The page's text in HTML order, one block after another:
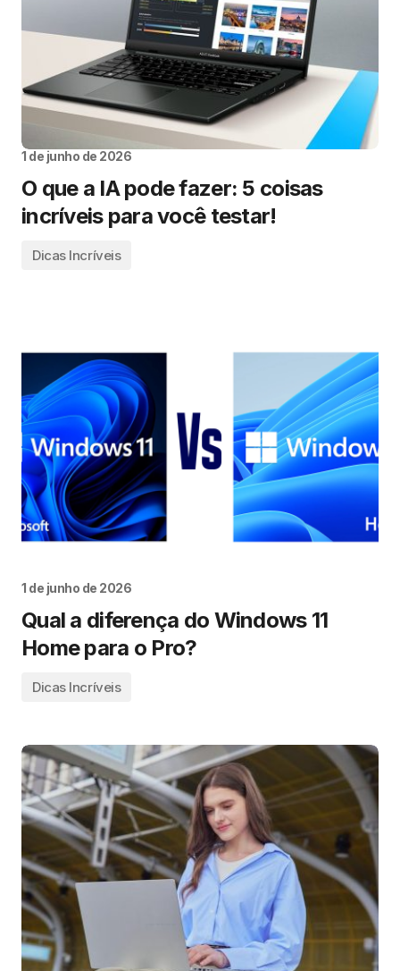
1 de junho de 2026
O que a IA pode fazer: 5 coisas
incríveis para você testar!
Dicas Incríveis
1 de junho de 2026
Qual a diferença do Windows 11
Home para o Pro?
Dicas Incríveis